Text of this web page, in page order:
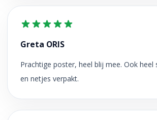
Greta ORIS
Prachtige poster, heel blij mee. Ook heel
en netjes verpakt.